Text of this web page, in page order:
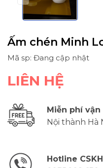
Ấm chén Minh
Mã sp: Đang cập nhật
LIÊN HỆ
Miễn phí vận
Nội thành Hà
Hotline CSKH